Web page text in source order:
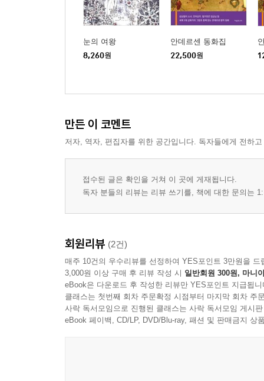
눈의 여왕
8,260원
안데르센 동화집
22,500원
만든 이 코멘트
저자, 역자, 편집자를 위한 공간입니다. 독자들에게 전하
접수된 글은 확인을 거쳐 이 곳에 게재됩니다.
독자 분들의 리뷰는 리뷰 쓰기를, 책에 대한 문의는
회원리뷰 (2건)
매주 10건의 우수리뷰를 선정하여 YES포인트 3만원을 드
3,000원 이상 구매 후 리뷰 작성 시 일반회원 300원, 마니
eBook은 다운로드 후 작성한 리뷰만 YES포인트 지급됩니
클래스는 첫번째 회차 주문확정 시점부터 마지막 회차 주
사락 독서모임으로 진행된 클래스는 사락 독서모임 게시
eBook 페이백, CD/LP, DVD/Blu-ray, 패션 및 판매금지 상